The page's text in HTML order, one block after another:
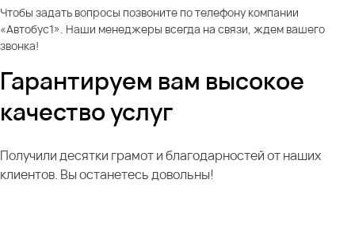
Чтобы задать вопросы позвоните по телефону компании
«Автобус1». Наши менеджеры всегда на связи, ждем вашего
звонка!
Гарантируем вам высокое
качество услуг
Получили десятки грамот и благодарностей от наших
клиентов. Вы останетесь довольны!